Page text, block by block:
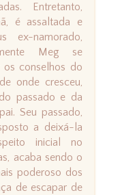
Entretanto,
é assaltada e
ex-namorado,
Meg se
os conselhos do
onde cresceu,
passado e da
Seu passado,
a deixá-la
inicial no
acaba sendo o
poderoso dos
de escapar de